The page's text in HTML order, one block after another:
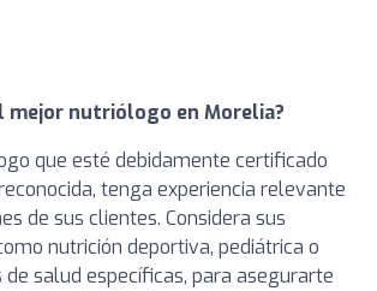
mejor nutriólogo en Morelia?
que esté debidamente certificado
tenga experiencia relevante
de sus clientes. Considera sus
nutrición deportiva, pediátrica o
de salud específicas, para asegurarte